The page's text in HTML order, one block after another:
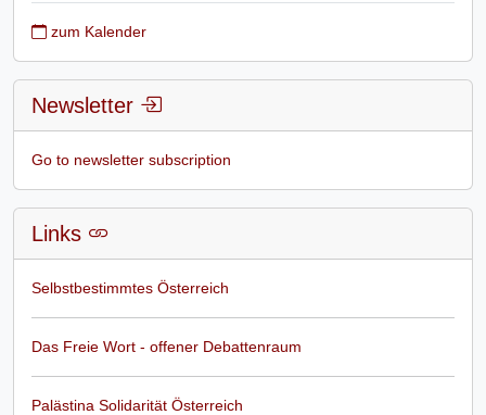
zum Kalender
Newsletter
Go to newsletter subscription
Links
Selbstbestimmtes Österreich
Das Freie Wort - offener Debattenraum
Palästina Solidarität Österreich